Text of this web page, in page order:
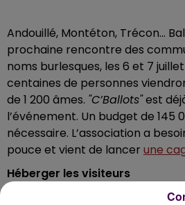
Andouillé, Montéton, Trécon…
prochaine rencontre des
noms burlesques, les 6 et 7 juillet
centaines de personnes
de 1 200 âmes. "C’Ballots"est
l’événement. Un budget de 145
nécessaire. L’association a
pouce et vient de lancer une
Héberger les visiteurs
L’association lance par ailleurs